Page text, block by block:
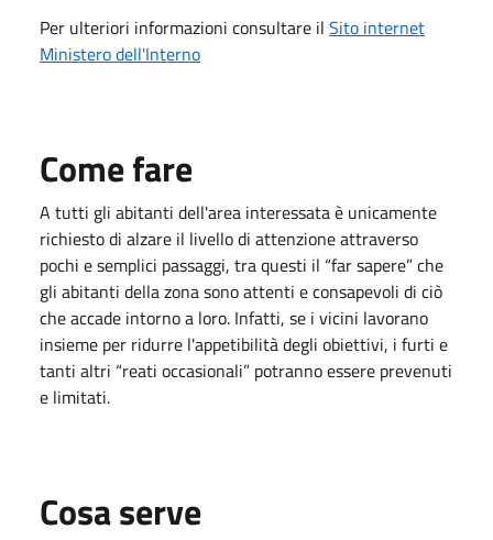
Per ulteriori informazioni consultare il Sito internet
Ministero dell'Interno
Come fare
A tutti gli abitanti dell'area interessata è unicamente
richiesto di alzare il livello di attenzione attraverso
pochi e semplici passaggi, tra questi il “far sapere” che
gli abitanti della zona sono attenti e consapevoli di ciò
che accade intorno a loro. Infatti, se i vicini lavorano
insieme per ridurre l'appetibilità degli obiettivi, i furti e
tanti altri “reati occasionali” potranno essere prevenuti
e limitati.
Cosa serve